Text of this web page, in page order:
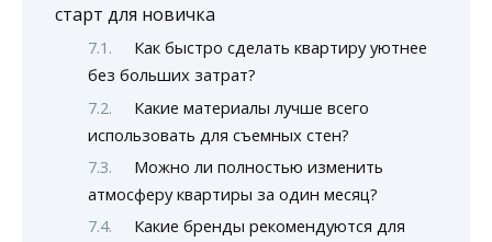
старт для новичка
Как быстро сделать квартиру уютнее
без больших затрат?
Какие материалы лучше всего
использовать для съемных стен?
Можно ли полностью изменить
атмосферу квартиры за один месяц?
Какие бренды рекомендуются для